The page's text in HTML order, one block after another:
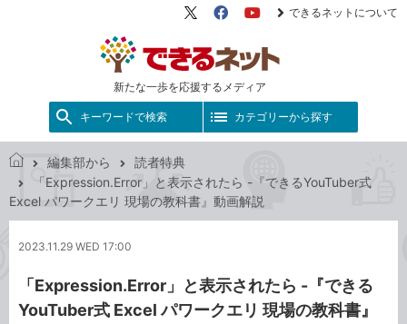
新たな一歩を応援するメディア
X（旧
FacebookYouTube
できるネットについて
キーワードで検索 カテゴリーから探す
き
ッ
編集部から
読者特典
「Expression.Error」と表示されたら -『できるYouTuber式
Excel パワークエリ 現場の教科書』動画解説
2023.11.29 WED 17:00
「Expression.Error」と表示されたら -『できる
YouTuber式 Excel パワークエリ 現場の教科書』